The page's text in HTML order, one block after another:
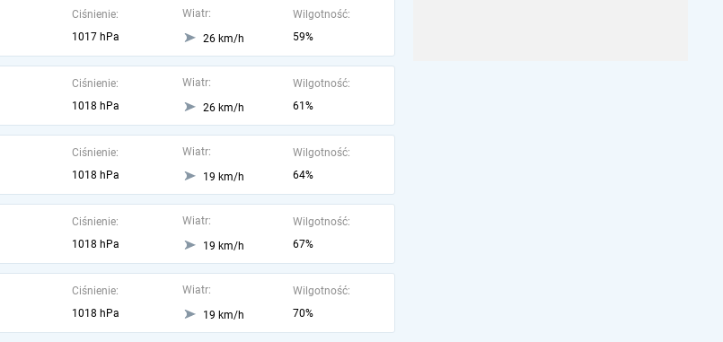
Ciśnienie:
1017 hPa
Wiatr:
26 km/h
Wilgotność:
59%
Ciśnienie:
1018 hPa
Wiatr:
26 km/h
Wilgotność:
61%
Ciśnienie:
1018 hPa
Wiatr:
19 km/h
Wilgotność:
64%
Ciśnienie:
1018 hPa
Wiatr:
19 km/h
Wilgotność:
67%
Ciśnienie:
1018 hPa
Wiatr:
19 km/h
Wilgotność:
70%